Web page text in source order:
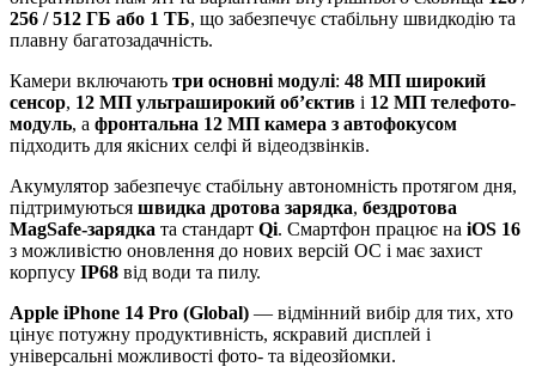
256 / 512 ГБ або 1 ТБ, що забезпечує стабільну швидкодію та
плавну багатозадачність.
Камери включають три основні модулі: 48 МП широкий
сенсор, 12 МП ультраширокий обʼєктив і 12 МП телефото-
модуль, а фронтальна 12 МП камера з автофокусом
підходить для якісних селфі й відеодзвінків.
Акумулятор забезпечує стабільну автономність протягом дня,
підтримуються швидка дротова зарядка, бездротова
MagSafe-зарядка та стандарт Qi. Смартфон працює на iOS 16
з можливістю оновлення до нових версій ОС і має захист
корпусу IP68 від води та пилу.
Apple iPhone 14 Pro (Global) — відмінний вибір для тих, хто
цінує потужну продуктивність, яскравий дисплей і
універсальні можливості фото- та відеозйомки.